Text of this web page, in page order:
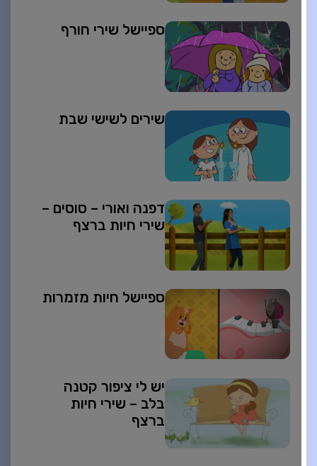
ספיישל שירי חורף
שירים לשישי שבת
דפנה ואורי – סוסים –
שירי חיות ברצף
ספיישל חיות מזמרות
יש לי ציפור קטנה
בלב – שירי חיות
ברצף